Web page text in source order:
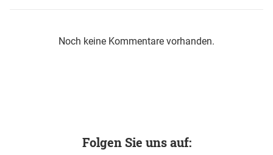
Noch keine Kommentare vorhanden.
Folgen Sie uns auf: